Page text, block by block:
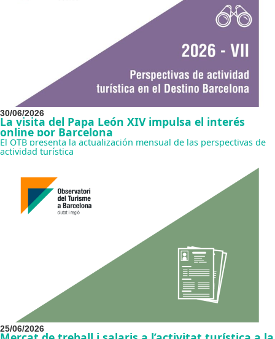
30/06/2026
La visita del Papa León XIV impulsa el interés
online por Barcelona
El OTB presenta la actualización mensual de las perspectivas de
actividad turística
25/06/2026